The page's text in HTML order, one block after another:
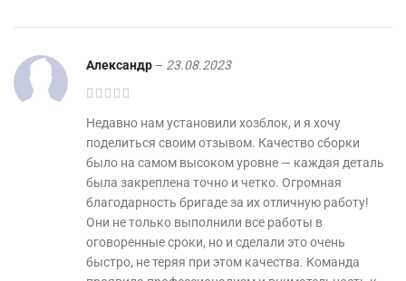
Александр – 23.08.2023
Недавно нам установили хозблок, и я хочу
поделиться своим отзывом. Качество сборки
было на самом высоком уровне — каждая деталь
была закреплена точно и четко. Огромная
благодарность бригаде за их отличную работу!
Они не только выполнили все работы в
оговоренные сроки, но и сделали это очень
быстро, не теряя при этом качества. Команда